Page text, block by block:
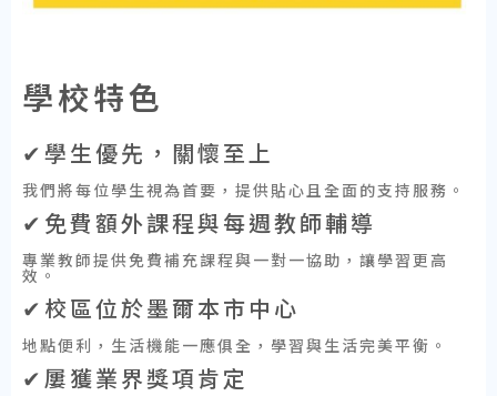
學校特色
✔學生優先，關懷至上
我們將每位學生視為首要，提供貼心且全面的支持服務。
✔免費額外課程與每週教師輔導
專業教師提供免費補充課程與一對一協助，讓學習更高
效。
✔校區位於墨爾本市中心
地點便利，生活機能一應俱全，學習與生活完美平衡。
✔屢獲業界獎項肯定